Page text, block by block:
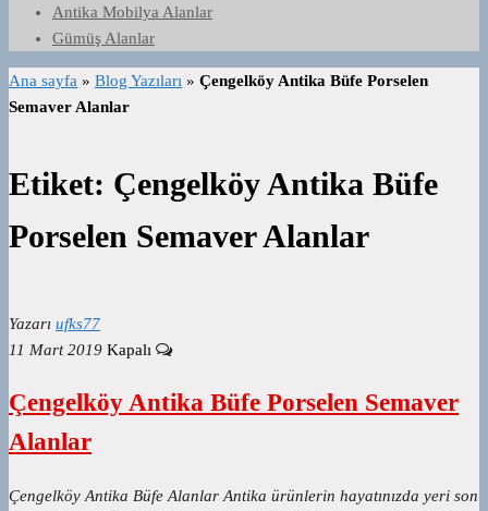
Antika Mobilya Alanlar
Gümüş Alanlar
Ana sayfa » Blog Yazıları » Çengelköy Antika Büfe Porselen
Semaver Alanlar
Etiket: Çengelköy Antika Büfe
Porselen Semaver Alanlar
Yazarı ufks77
11 Mart 2019 Kapalı
Çengelköy Antika Büfe Porselen Semaver
Alanlar
Çengelköy Antika Büfe Alanlar Antika ürünlerin hayatınızda yeri son